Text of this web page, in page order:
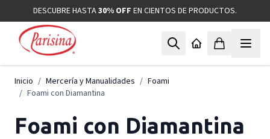
Ir al contenidoDESCUBRE HASTA30% OFF EN CIENTOS DE PRODUCTOS.
Inicio / Mercería y Manualidades / Foami
/ Foami con Diamantina
Foami con Diamantina